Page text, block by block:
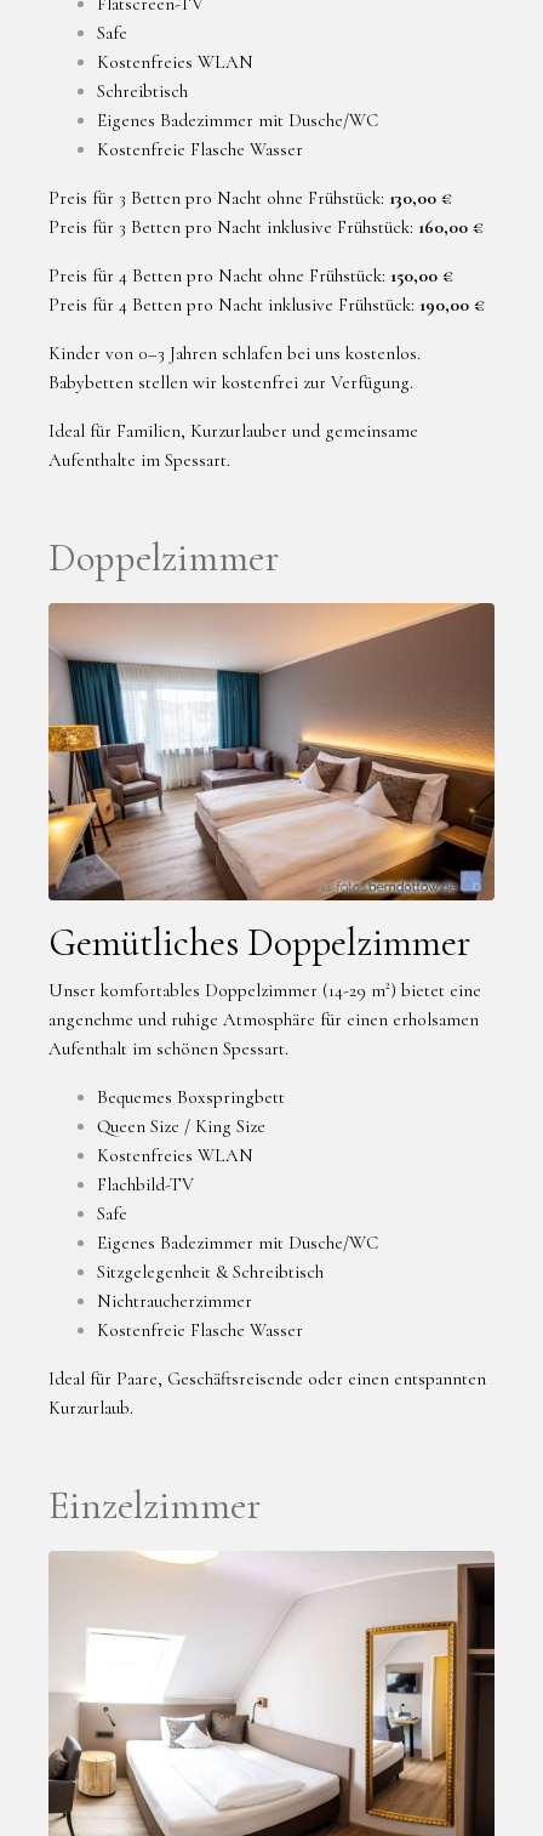
Safe
Kostenfreies WLAN
Schreibtisch
Eigenes Badezimmer mit Dusche/WC
Kostenfreie Flasche Wasser
Preis für 3 Betten pro Nacht ohne Frühstück: 130,00 €
Preis für 3 Betten pro Nacht inklusive Frühstück: 160,00 €
Preis für 4 Betten pro Nacht ohne Frühstück: 150,00 €
Preis für 4 Betten pro Nacht inklusive Frühstück: 190,00 €
Kinder von 0–3 Jahren schlafen bei uns kostenlos.
Babybetten stellen wir kostenfrei zur Verfügung.
Ideal für Familien, Kurzurlauber und gemeinsame
Aufenthalte im Spessart.
Doppelzimmer
Gemütliches Doppelzimmer
Unser komfortables Doppelzimmer (14-29 m²) bietet eine
angenehme und ruhige Atmosphäre für einen erholsamen
Aufenthalt im schönen Spessart.
Bequemes Boxspringbett
Queen Size / King Size
Kostenfreies WLAN
Flachbild-TV
Safe
Eigenes Badezimmer mit Dusche/WC
Sitzgelegenheit & Schreibtisch
Nichtraucherzimmer
Kostenfreie Flasche Wasser
Ideal für Paare, Geschäftsreisende oder einen entspannten
Kurzurlaub.
Einzelzimmer